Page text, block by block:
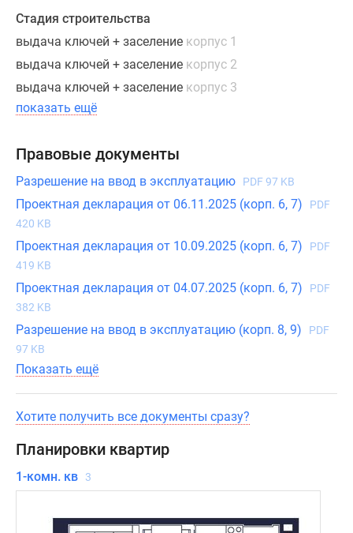
Стадия строительства
выдача ключей + заселение корпус 1
выдача ключей + заселение корпус 2
выдача ключей + заселение корпус 3
показать ещё
Правовые документы
Разрешение на ввод в эксплуатацию PDF 97 KB
Проектная декларация от 06.11.2025 (корп. 6, 7)
PDF
420 KB
Проектная декларация от 10.09.2025 (корп. 6, 7)
PDF
419 KB
Проектная декларация от 04.07.2025 (корп. 6, 7)
PDF
382 KB
Разрешение на ввод в эксплуатацию (корп. 8, 9)
PDF
97 KB
Показать ещё
Хотите получить все документы сразу?
Планировки квартир
1-комн. кв 3